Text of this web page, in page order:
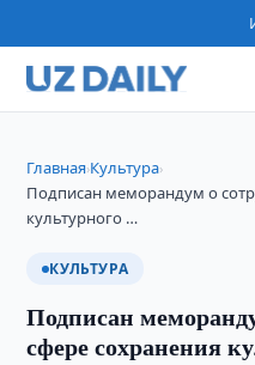
Главная›Культура›
Подписан меморандум о
культурного …
КУЛЬТУРА
Подписан
сфере сохранения